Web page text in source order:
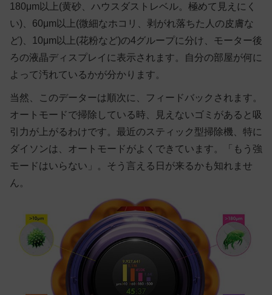
180μm以上(黄砂、ハウスダストレベル。極めて見えにく
い)、60μm以上(微細なホコリ、剥がれ落ちた人の皮膚な
ど)、10μm以上(花粉など)の4グループに分け、モーター後
ろの液晶ディスプレイに表示されます。自分の部屋が何に
よって汚れているかが分かります。
当然、このデーターは順次に、フィードバックされます。
オートモードで掃除している時、見えないゴミがあると吸
引力が上がるわけです。最近のスティック型掃除機、特に
ダイソンは、オートモードがよくできています。「もう強
モードはいらない」。そう言える日が来るかも知れませ
ん。